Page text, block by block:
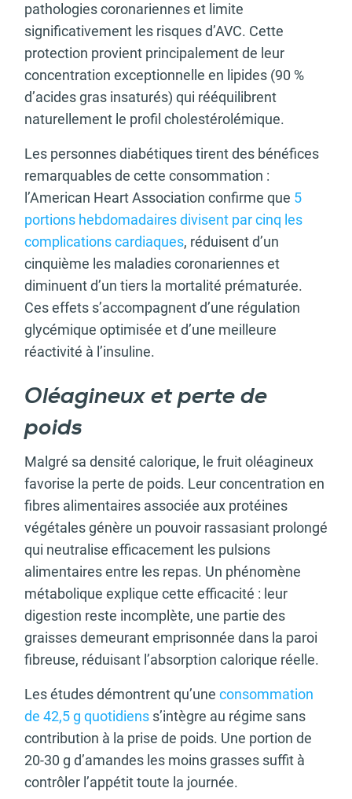
pathologies coronariennes et limite
significativement les risques d’AVC. Cette
protection provient principalement de leur
concentration exceptionnelle en lipides (90 %
d’acides gras insaturés) qui rééquilibrent
naturellement le profil cholestérolémique.
Les personnes diabétiques tirent des bénéfices
remarquables de cette consommation :
l’American Heart Association confirme que 5
portions hebdomadaires divisent par cinq les
complications cardiaques, réduisent d’un
cinquième les maladies coronariennes et
diminuent d’un tiers la mortalité prématurée.
Ces effets s’accompagnent d’une régulation
glycémique optimisée et d’une meilleure
réactivité à l’insuline.
Oléagineux et perte de
poids
Malgré sa densité calorique, le fruit oléagineux
favorise la perte de poids. Leur concentration en
fibres alimentaires associée aux protéines
végétales génère un pouvoir rassasiant prolongé
qui neutralise efficacement les pulsions
alimentaires entre les repas. Un phénomène
métabolique explique cette efficacité : leur
digestion reste incomplète, une partie des
graisses demeurant emprisonnée dans la paroi
fibreuse, réduisant l’absorption calorique réelle.
Les études démontrent qu’une consommation
de 42,5 g quotidiens s’intègre au régime sans
contribution à la prise de poids. Une portion de
20-30 g d’amandes les moins grasses suffit à
contrôler l’appétit toute la journée.